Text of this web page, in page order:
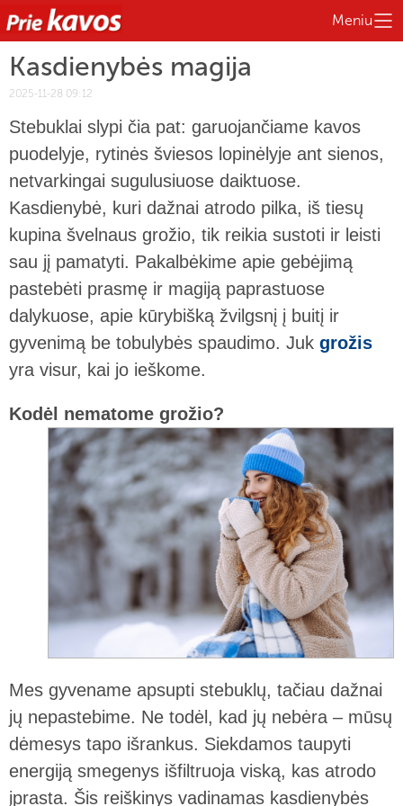
Meniu
Kasdienybės magija
2025-11-28 09:12
Stebuklai slypi čia pat: garuojančiame kavos
puodelyje, rytinės šviesos lopinėlyje ant sienos,
netvarkingai sugulusiuose daiktuose.
Kasdienybė, kuri dažnai atrodo pilka, iš tiesų
kupina švelnaus grožio, tik reikia sustoti ir leisti
sau jį pamatyti. Pakalbėkime apie gebėjimą
pastebėti prasmę ir magiją paprastuose
dalykuose, apie kūrybišką žvilgsnį į buitį ir
gyvenimą be tobulybės spaudimo. Juk grožis
yra visur, kai jo ieškome.
Kodėl nematome grožio?
Mes gyvename apsupti stebuklų, tačiau dažnai
jų nepastebime. Ne todėl, kad jų nebėra – mūsų
dėmesys tapo išrankus. Siekdamos taupyti
energiją smegenys išfiltruoja viską, kas atrodo
įprasta. Šis reiškinys vadinamas kasdienybės